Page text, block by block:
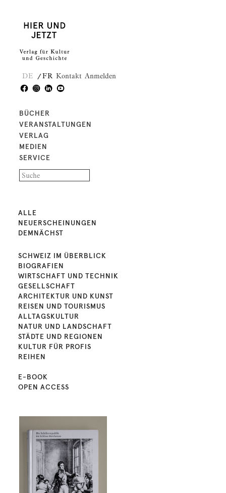
DE FR Kontakt Anmelden
BÜCHER
VERANSTALTUNGEN
VERLAG
MEDIEN
SERVICE
ALLE
NEUERSCHEINUNGEN
DEMNÄCHST
SCHWEIZ IM ÜBERBLICK
BIOGRAFIEN
WIRTSCHAFT UND TECHNIK
GESELLSCHAFT
ARCHITEKTUR UND KUNST
REISEN UND TOURISMUS
ALLTAGSKULTUR
NATUR UND LANDSCHAFT
STÄDTE UND REGIONEN
KULTUR FÜR PROFIS
REIHEN
E-BOOK
OPEN ACCESS